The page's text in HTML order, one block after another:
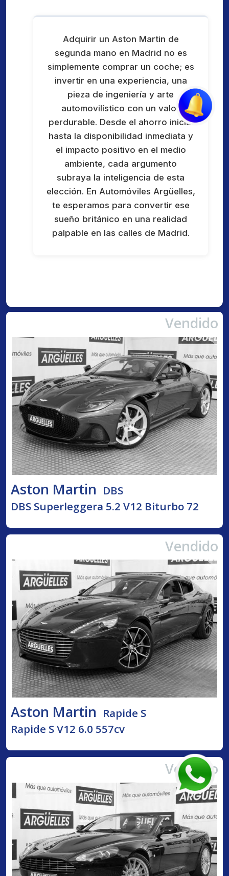
Adquirir un Aston Martin de
segunda mano en Madrid no es
simplemente comprar un coche; es
invertir en una experiencia, una
pieza de ingeniería y arte
automovilístico con un valor
perdurable. Desde el ahorro inicial
hasta la disponibilidad inmediata y
el impacto positivo en el medio
ambiente, cada argumento
subraya la inteligencia de esta
elección. En Automóviles Argüelles,
te esperamos para convertir ese
sueño británico en una realidad
palpable en las calles de Madrid.
Vendido
Aston Martin DBS
DBS Superleggera 5.2 V12 Biturbo 72
Vendido
Aston Martin Rapide S
Rapide S V12 6.0 557cv
Vendido